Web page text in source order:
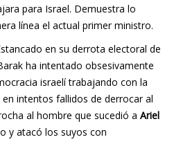
para Israel. Demuestra lo
línea el actual primer ministro.
en su derrota electoral de
ha intentado obsesivamente
israelí trabajando con la
intentos fallidos de derrocar al
al hombre que sucedió a Ariel
y atacó los suyos con